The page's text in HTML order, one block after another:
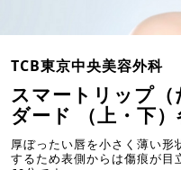
TCB東京中央美容外科
スマートリップ
ダード （上・下）
厚ぼったい唇を小さく薄い形
するため表側からは傷痕が目